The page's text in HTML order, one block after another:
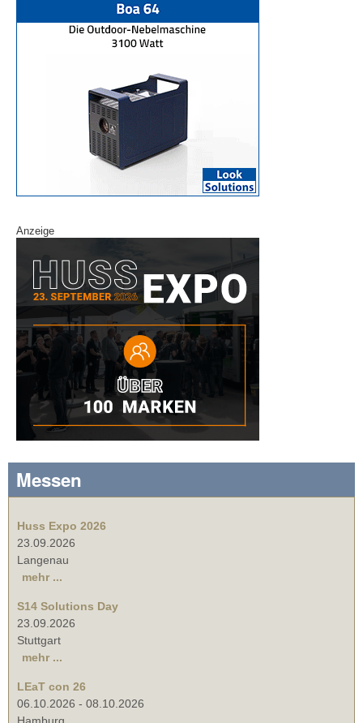
Anzeige
Messen
Huss Expo 2026
23.09.2026
Langenau
mehr ...
S14 Solutions Day
23.09.2026
Stuttgart
mehr ...
LEaT con 26
06.10.2026 - 08.10.2026